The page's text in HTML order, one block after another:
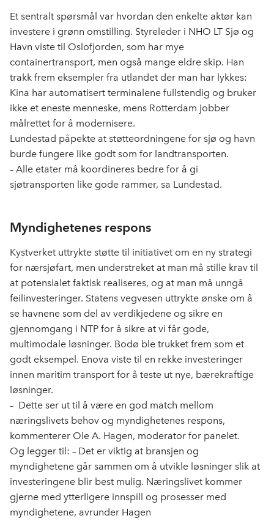
Et sentralt spørsmål var hvordan den enkelte aktør kan
investere i grønn omstilling. Styreleder i NHO LT Sjø og
Havn viste til Oslofjorden, som har mye
containertransport, men også mange eldre skip. Han
trakk frem eksempler fra utlandet der man har lykkes:
Kina har automatisert terminalene fullstendig og bruker
ikke et eneste menneske, mens Rotterdam jobber
målrettet for å modernisere.
Lundestad påpekte at støtteordningene for sjø og havn
burde fungere like godt som for landtransporten.
– Alle etater må koordineres bedre for å gi
sjøtransporten like gode rammer, sa Lundestad.
Myndighetenes respons
Kystverket uttrykte støtte til initiativet om en ny strategi
for nærsjøfart, men understreket at man må stille krav til
at potensialet faktisk realiseres, og at man må unngå
feilinvesteringer. Statens vegvesen uttrykte ønske om å
se havnene som del av verdikjedene og sikre en
gjennomgang i NTP for å sikre at vi får gode,
multimodale løsninger. Bodø ble trukket frem som et
godt eksempel. Enova viste til en rekke investeringer
innen maritim transport for å teste ut nye, bærekraftige
løsninger.
– Dette ser ut til å være en god match mellom
næringslivets behov og myndighetenes respons,
kommenterer Ole A. Hagen, moderator for panelet.
Og legger til: – Det er viktig at bransjen og
myndighetene går sammen om å utvikle løsninger slik at
investeringene blir best mulig. Næringslivet kommer
gjerne med ytterligere innspill og prosesser med
myndighetene, avrunder Hagen